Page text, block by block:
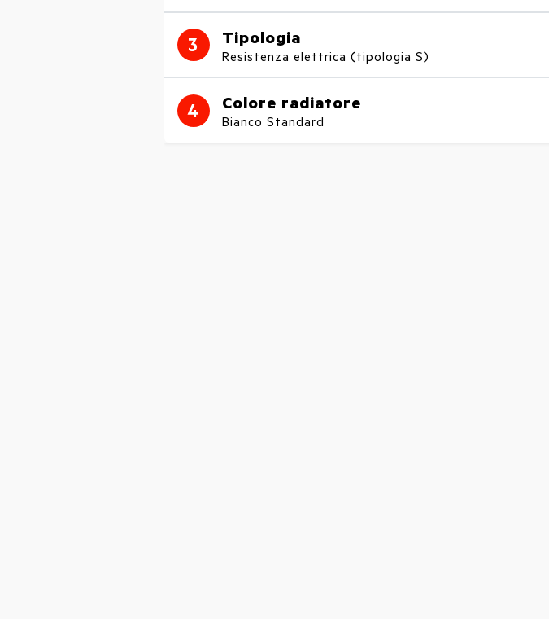
3 Tipologia
Resistenza elettrica (tipologia S)
4 Colore radiatore
Bianco Standard